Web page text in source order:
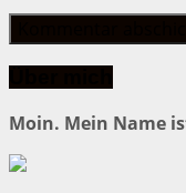
Moin. Mein Name